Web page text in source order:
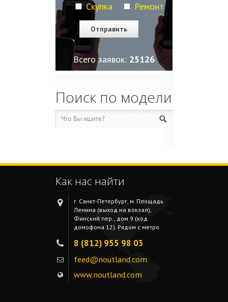
Скупка
Ремонт
Всего заявок: 25127
Поиск по модели
Как нас найти
г. Санкт-Петербург, м. Площадь
Ленина (выход на вокзал),
Финский пер., дом 9 (код
домофона 12). Рядом с метро.
8 (812) 955 98 03
feed@noutland.com
www.noutland.com